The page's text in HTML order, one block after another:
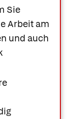
Sie
Arbeit am
und auch